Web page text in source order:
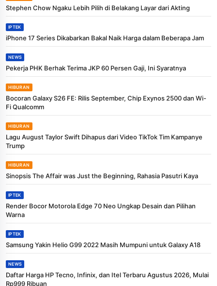
Stephen Chow Ngaku Lebih Pilih di Belakang Layar dari Akting
IPTEK
iPhone 17 Series Dikabarkan Bakal Naik Harga dalam Beberapa Jam
NEWS
Pekerja PHK Berhak Terima JKP 60 Persen Gaji, Ini Syaratnya
HIBURAN
Bocoran Galaxy S26 FE: Rilis September, Chip Exynos 2500 dan Wi-
Fi Qualcomm
HIBURAN
Lagu August Taylor Swift Dihapus dari Video TikTok Tim Kampanye
Trump
HIBURAN
Sinopsis The Affair was Just the Beginning, Rahasia Pasutri Kaya
IPTEK
Render Bocor Motorola Edge 70 Neo Ungkap Desain dan Pilihan
Warna
IPTEK
Samsung Yakin Helio G99 2022 Masih Mumpuni untuk Galaxy A18
NEWS
Daftar Harga HP Tecno, Infinix, dan Itel Terbaru Agustus 2026, Mulai
Rp999 Ribuan